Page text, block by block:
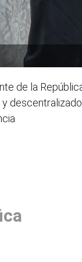
de la